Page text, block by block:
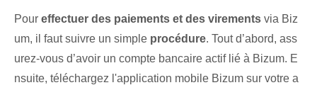
Pour effectuer des paiements et des virements via Biz
um, il faut suivre un simple procédure. Tout d’abord, ass
urez-vous d’avoir un compte bancaire actif lié à Bizum. E
nsuite, téléchargez l'application mobile Bizum sur votre a